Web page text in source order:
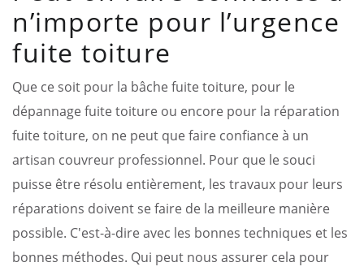
n’importe pour l’urgence
fuite toiture
Que ce soit pour la bâche fuite toiture, pour le
dépannage fuite toiture ou encore pour la réparation
fuite toiture, on ne peut que faire confiance à un
artisan couvreur professionnel. Pour que le souci
puisse être résolu entièrement, les travaux pour leurs
réparations doivent se faire de la meilleure manière
possible. C'est-à-dire avec les bonnes techniques et les
bonnes méthodes. Qui peut nous assurer cela pour